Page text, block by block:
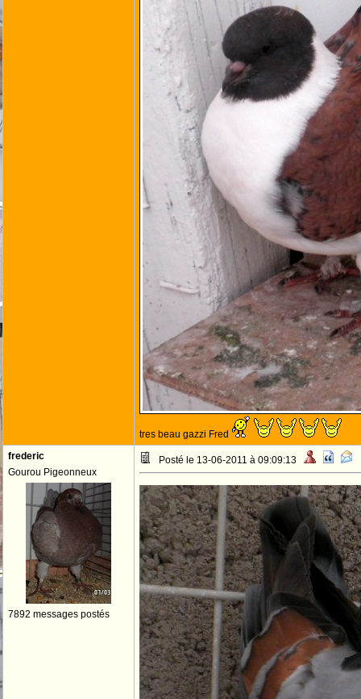
tres beau gazzi Fred
frederic
Gourou Pigeonneux
7892 messages postés
Posté le 13-06-2011 à 09:09:13